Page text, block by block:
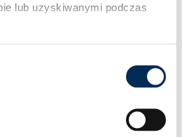
lub uzyskiwanymi podczas
szeroki zakres produktów
u nas rozwiązania